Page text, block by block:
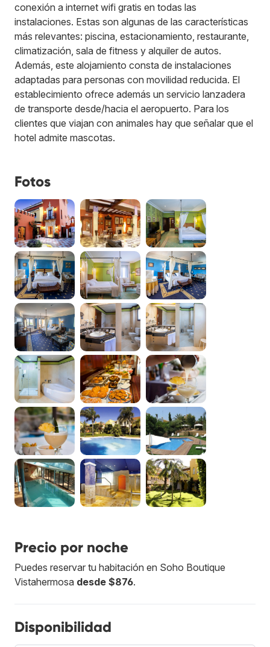
conexión a internet wifi gratis en todas las
instalaciones. Estas son algunas de las características
más relevantes: piscina, estacionamiento, restaurante,
climatización, sala de fitness y alquiler de autos.
Además, este alojamiento consta de instalaciones
adaptadas para personas con movilidad reducida. El
establecimiento ofrece además un servicio lanzadera
de transporte desde/hacia el aeropuerto. Para los
clientes que viajan con animales hay que señalar que el
hotel admite mascotas.
Fotos
Precio por noche
Puedes reservar tu habitación en Soho Boutique
Vistahermosa desde $876.
Disponibilidad